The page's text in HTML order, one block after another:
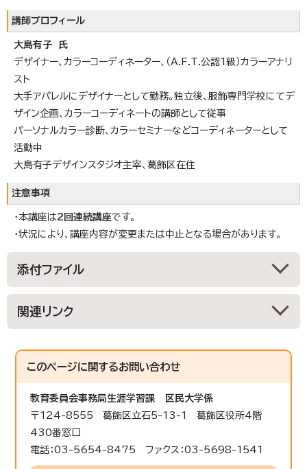
講師プロフィール
大島有子 氏
デザイナー、カラーコーディネーター、（A.F.T.公認1級）カラーアナリ
スト
大手アパレルにデザイナーとして勤務。独立後、服飾専門学校にてデ
ザイン企画、カラーコーディネートの講師として従事
パーソナルカラー診断、カラーセミナーなどコーディネーターとして
活動中
大島有子デザインスタジオ主宰、葛飾区在住
注意事項
・本講座は2回連続講座です。
・状況により、講座内容が変更または中止となる場合があります。
添付ファイル
関連リンク
このページに関するお問い合わせ
教育委員会事務局生涯学習課
区民大学係
〒124-8555 葛飾区立石5-13-1 葛飾区役所4階
430番窓口
電話：03-5654-8475 ファクス：03-5698-1541